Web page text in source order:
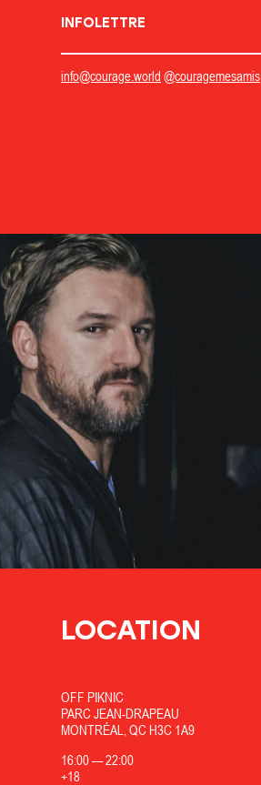
INFOLETTRE
info@courage.world @couragemesamis
LOCATION
OFF PIKNIC
PARC JEAN-DRAPEAU
MONTRÉAL, QC H3C 1A9
16:00—22:00
+18